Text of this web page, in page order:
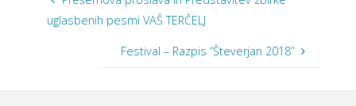
uglasbenih pesmi VAŠ TERČELJ
Festival – Razpis “Števerjan 2018”